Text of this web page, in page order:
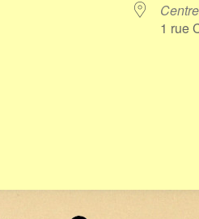
1 rue